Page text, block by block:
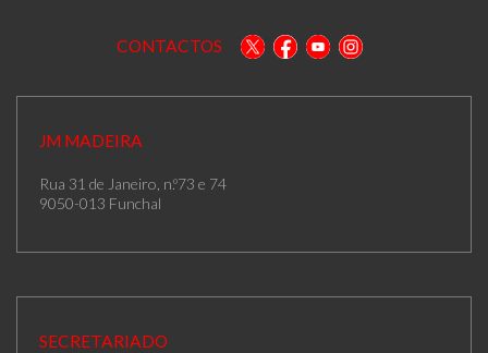
CONTACTOS
JM MADEIRA
Rua 31 de Janeiro, n.º73 e 74
9050-013 Funchal
SECRETARIADO